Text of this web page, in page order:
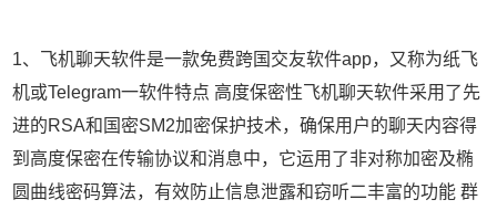
1、飞机聊天软件是一款免费跨国交友软件app，又称为纸飞
机或Telegram一软件特点 高度保密性飞机聊天软件采用了先
进的RSA和国密SM2加密保护技术，确保用户的聊天内容得
到高度保密在传输协议和消息中，它运用了非对称加密及椭
圆曲线密码算法，有效防止信息泄露和窃听二丰富的功能 群